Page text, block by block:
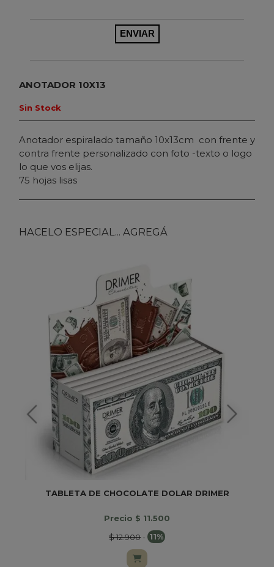
ANOTADOR 10X13
Sin Stock
Anotador espiralado tamaño 10x13cm con frente y
contra frente personalizado con foto -texto o logo
lo que vos elijas.
75 hojas lisas
HACELO ESPECIAL... AGREGÁ
TABLETA DE CHOCOLATE DOLAR DRIMER
Precio $ 11.500
$ 12.900- 11%